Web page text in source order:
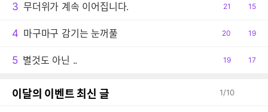
3 무더위가 계속 이어집니다.
공
21
댓
15
4 마구마구 감기는 눈꺼풀
공
20
댓
19
5 별것도 아닌 ..
공
19
댓
17
이달의 이벤트 최신 글 1/10